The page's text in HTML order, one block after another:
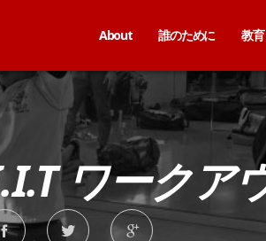
About 誰のために 教育
ワークア